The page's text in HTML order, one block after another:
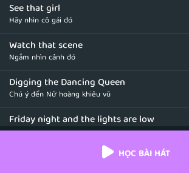
See that girl
Hãy nhìn cô gái đó
Watch that scene
Ngắm nhìn cảnh đó
Digging the Dancing Queen
Chú ý đến Nữ hoàng khiêu vũ
Friday night and the lights are low
Tối thứ sáu và ánh đèn thật mờ ảo
Looking out for a place to goHỌC BÀI HÁT